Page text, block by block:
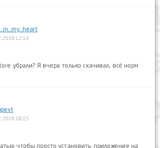
12:14
убрали? Я вчера только скачивал, всё норм
18:15
чтобы просто установить приложение на